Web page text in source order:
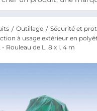
Outillage Sécurité et
à usage extérieur en
Rouleau de L. 8 x l. 4 m